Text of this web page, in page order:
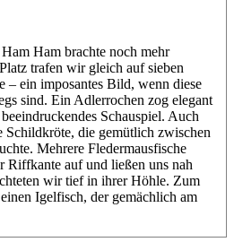
Ham brachte noch mehr
trafen wir gleich auf sieben
– ein imposantes Bild, wenn diese
sind. Ein Adlerrochen zog elegant
Schauspiel. Auch
Schildkröte, die gemütlich zwischen
Mehrere Fledermausfische
Riffkante auf und ließen uns nah
wir tief in ihrer Höhle. Zum
Igelfisch, der gemächlich am